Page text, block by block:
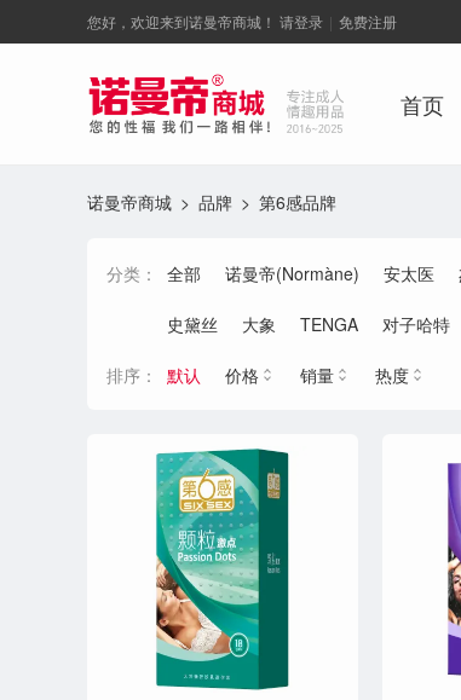
您好，欢迎来到诺曼帝商城！ 请登录 | 免费注册
首页
诺曼帝商城 > 品牌 > 第6感品牌
分类： 全部 诺曼帝(Normàne) 安太医
史黛丝 大象 TENGA 对子哈特
排序： 默认 价格 销量 热度